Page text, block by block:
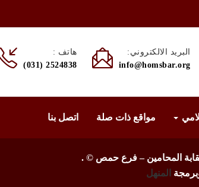
هاتف :
(031) 2524838
البريد الالكتروني:
info@homsbar.org
مواقع ذات صلة اتصل بنا
المحامين – فرع حمص ©.
المنهل